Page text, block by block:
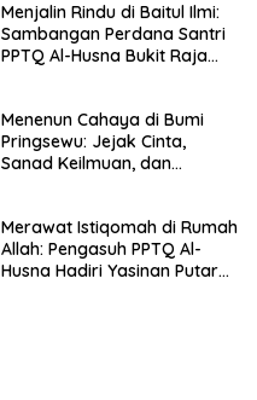
Menjalin Rindu di Baitul Ilmi:
Sambangan Perdana Santri
PPTQ Al-Husna Bukit Raja
Suci
Menenun Cahaya di Bumi
Pringsewu: Jejak Cinta,
Sanad Keilmuan, dan
Nahdlatul Ulama
Merawat Istiqomah di Rumah
Allah: Pengasuh PPTQ Al-
Husna Hadiri Yasinan Putaran